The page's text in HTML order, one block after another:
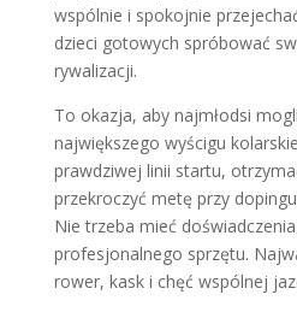
wspólnie i spokojnie
dzieci gotowych spróbować
rywalizacji.
To okazja, aby najmłodsi
największego wyścigu
prawdziwej linii startu,
przekroczyć metę przy
Nie trzeba mieć
profesjonalnego sprzętu.
rower, kask i chęć wspólnej